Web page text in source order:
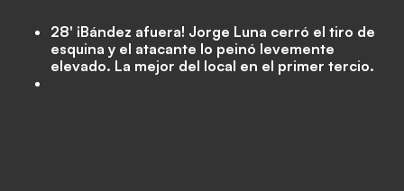
28' ¡Bández afuera! Jorge Luna cerró el tiro de
esquina y el atacante lo peinó levemente
elevado. La mejor del local en el primer tercio.